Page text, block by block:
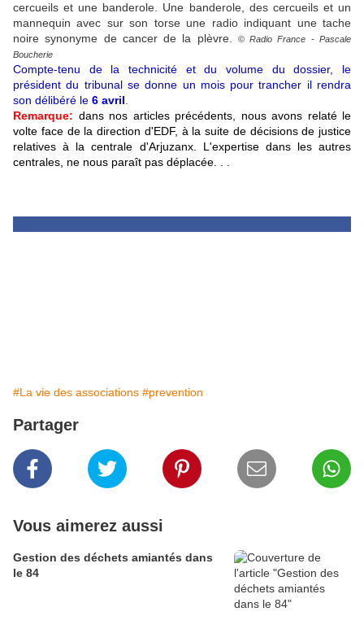
cercueilset une banderole. Une banderole, des cercueils et un
mannequin avec sur son torse une radio indiquant une tache
noire synonyme de cancer de la plèvre.
©Radio France -Pascale
Boucherie
Compte-tenu de la technicité et du volume du dossier, le
président du tribunal se donne un mois pour trancher il rendra
son délibéré le 6 avril
Remarque: dans nos articles précédents, nous avons relaté le
volte face de la direction d'EDF, à la suite de décisions de justice
relatives à la centrale d'Arjuzanx. L'expertise dans les autres
centrales, ne nous paraît pas déplacée. . .
#La vie des associations #prevention
Partager
Vous aimerez aussi
Gestion des déchets amiantés dans
le 84